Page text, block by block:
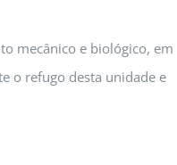
mecânico e biológico, em
o refugo desta unidade e